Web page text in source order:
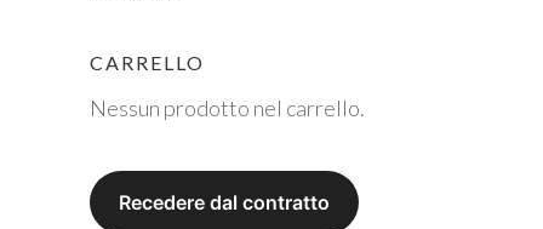
CARRELLO
Nessun prodotto nel carrello.